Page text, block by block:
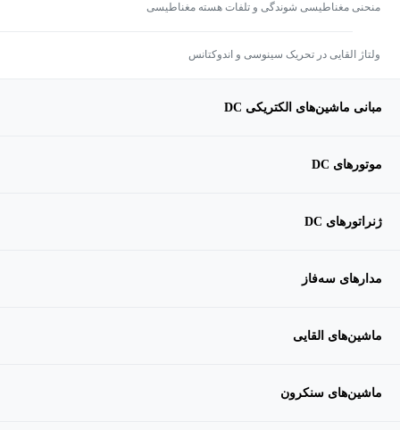
منحنی مغناطیسی شوندگی و تلفات هسته مغناطیسی
ولتاژ القایی در تحریک سینوسی و اندوکتانس
مبانی ماشین‌های الکتریکی DC
موتورهای DC
ژنراتورهای DC
مدارهای سه‌فاز
ماشین‌های القایی
ماشین‌های سنکرون